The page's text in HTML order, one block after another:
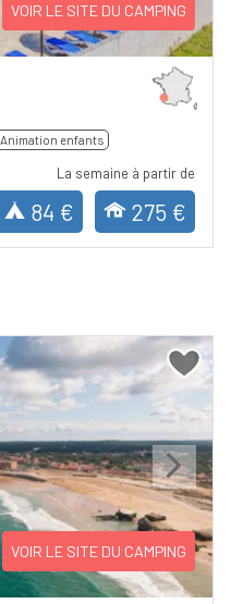
VOIR LE SITE DU CAMPING
Animation enfants
La semaine à partir de
84 € 275 €
Next
VOIR LE SITE DU CAMPING